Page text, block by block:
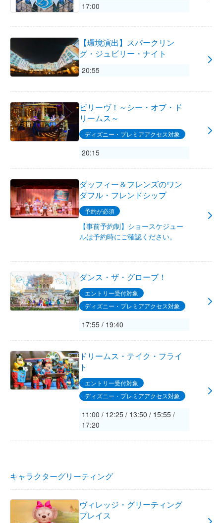
17:00
【環境演出】スパークリン
グ・ジュビリー・ナイト
20:55
ビリーヴ！～シー・オブ・ド
リームス～
ディズニー・プレミアアクセス対象
20:15
ダッフィー＆フレンズのワン
ダフル・フレンドシップ
予約が必須
【事前予約制】ショースケジュー
ルは予約時にご確認ください。
ダンス・ザ・グローブ！
エントリー受付対象
ディズニー・プレミアアクセス対象
17:55 / 19:40
ドリームス・テイク・フライ
ト
エントリー受付対象
ディズニー・プレミアアクセス対象
11:00 / 12:25 / 13:50 / 15:55 /
17:20
キャラクターグリーティング
ヴィレッジ・グリーティング
プレイス